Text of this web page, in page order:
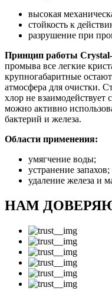
высокая
стойкость к
разрушение при
Принцип работы
промыва все легкие
крупногабаритные
атмосфера для очистки.
хлор не взаимодействует
можно активно
бактерий и железа.
Области применения:
умягчение воды;
устранение запахов;
удаление железа и
НАМ